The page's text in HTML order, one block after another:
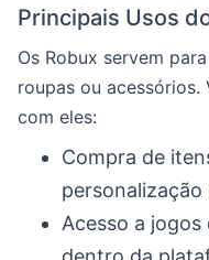
Principais Usos
Os Robux servem
roupas ou
com eles:
Compra de
personalização
Acesso a jogos